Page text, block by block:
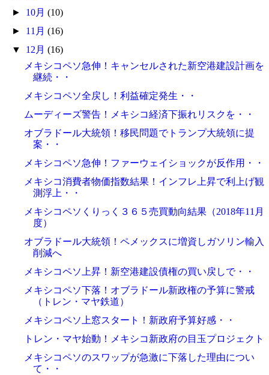
► 10月(10)
► 11月(16)
▼ 12月(16)
メキシコペソ急伸！キャンセルされた新空港建設計画を
継続・・
メキシコペソ全戻し！利益確定発生・・
ムーディーズ警告！メキシコ経済下振れリスクを・・
オブラドール大統領！移民問題でトランプ大統領に提
案・・
メキシコペソ急伸！ファーウェイショックが反作用・・
メキシコ消費者物価指数結果！インフレ上昇で利上げ観
測浮上・・
メキシコペソくりっく３６５売買動向結果（2018年11月
度）
オブラドール大統領！ペメックスに増資しガソリン輸入
削減へ
メキシコペソ上昇！新空港建設債権の買い戻しで・・
メキシコペソ下落！オブラドール新政権の予算に警戒
（トレン・マヤ鉄道）
メキシコペソ上窓スタート！新政府予算好感・・
トレン・マヤ始動！メキシコ新政府の目玉プロジェクト
メキシコペソのスワップが急激に下落した理由につい
て・・